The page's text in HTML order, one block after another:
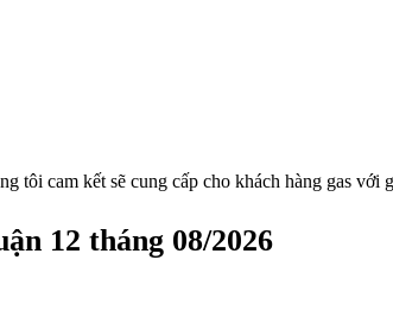
tôi cam kết sẽ cung cấp cho khách hàng gas với
12 tháng 08/2026